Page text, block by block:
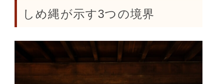
しめ縄が示す3つの境界